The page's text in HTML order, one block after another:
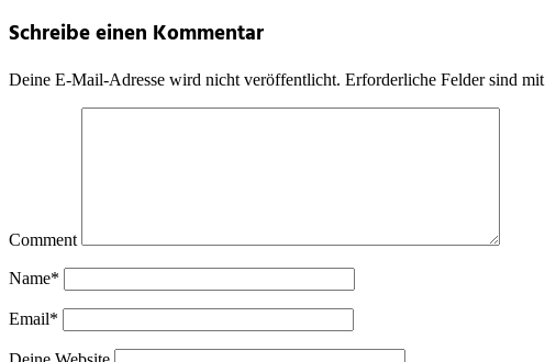
Schreibe einen Kommentar
Deine E-Mail-Adresse wird nicht veröffentlicht. Erforderliche Felder sind mit
Comment
Name*
Email*